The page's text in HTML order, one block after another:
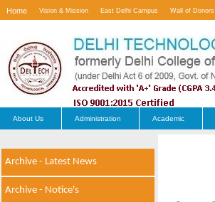
Home Vision & Mission East Delhi Campus Wall of Donors
About Us Administration Academic
Archive - Latest News
Archive - Notice's